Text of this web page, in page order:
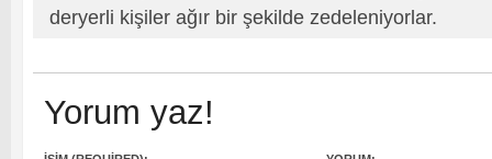
deryerli kişiler ağır bir şekilde zedeleniyorlar.
Yorum yaz!